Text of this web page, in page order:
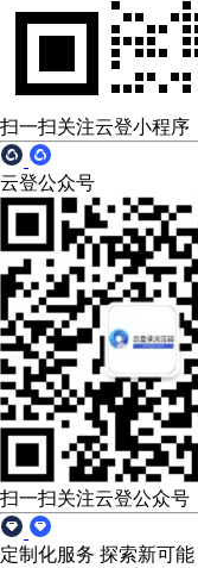
扫一扫关注云登小程序
云登公众号
扫一扫关注云登公众号
定制化服务 探索新可能